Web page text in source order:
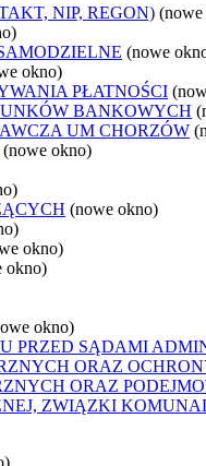
NIP, REGON)
(nowe
okno)
PŁATNOŚCI
BANKOWYCH
UM CHORZÓW
(nowe okno)
(nowe okno)
okno)
okno)
okno)
PRZED SĄDAMI
ORAZ
ORAZ
ZWIĄZKI